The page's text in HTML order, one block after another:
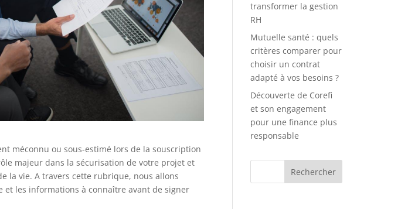
méconnu ou sous-estimé lors de la souscription
majeur dans la sécurisation de votre projet et
la vie. A travers cette rubrique, nous allons
les informations à connaître avant de signer
transformer la gestion
RH
Mutuelle santé : quels
critères comparer pour
choisir un contrat
adapté à vos besoins ?
Découverte de Corefi
et son engagement
pour une finance plus
responsable